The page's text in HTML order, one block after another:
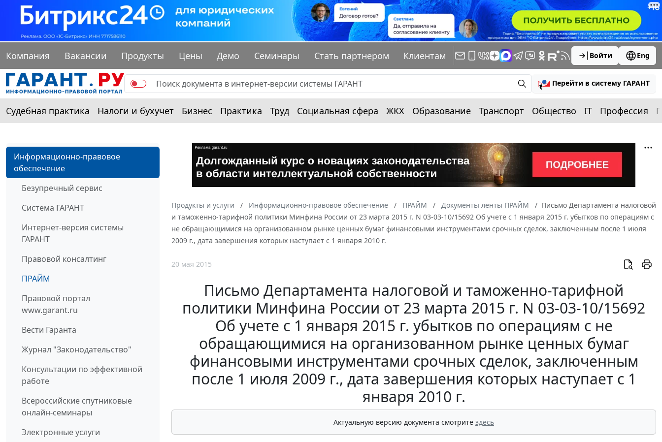
Компания Вакансии Продукты Цены Демо Семинары Стать партнером Клиентам Войти Eng
Перейти в систему ГАРАНТ
Судебная практика Налоги и бухучет Бизнес Практика Труд Социальная сфера ЖКХ Образование Транспорт Общество IT Профессия
Информационно-правовое
обеспечение
Безупречный сервис
Система ГАРАНТ
Интернет-версия системы
ГАРАНТ
Правовой консалтинг
ПРАЙМ
Правовой портал
www.garant.ru
Вести Гаранта
Журнал "Законодательство"
Консультации по эффективной
работе
Всероссийские спутниковые
онлайн-семинары
Электронные услуги
Продукты и услуги Информационно-правовое обеспечение ПРАЙМ Документы ленты ПРАЙМ
Письмо Департамента налоговой
и таможенно-тарифной политики Минфина России от 23 марта 2015 г. N 03-03-10/15692 Об учете с 1 января 2015 г. убытков по операциям с
не обращающимися на организованном рынке ценных бумаг финансовыми инструментами срочных сделок, заключенным после 1 июля
2009 г., дата завершения которых наступает с 1 января 2010 г.
20 мая 2015
Письмо Департамента налоговой и таможенно-тарифной
политики Минфина России от 23 марта 2015 г. N 03-03-10/15692
Об учете с 1 января 2015 г. убытков по операциям с не
обращающимися на организованном рынке ценных бумаг
финансовыми инструментами срочных сделок, заключенным
после 1 июля 2009 г., дата завершения которых наступает с 1
января 2010 г.
Актуальную версию документа смотрите здесь